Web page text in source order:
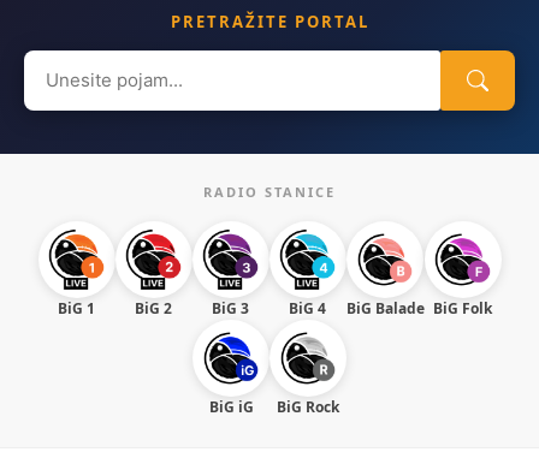
PRETRAŽITE PORTAL
Search
for:
RADIO STANICE
BiG 1 BiG 2 BiG 3 BiG 4 BiG Balade BiG Folk
BiG iG BiG Rock